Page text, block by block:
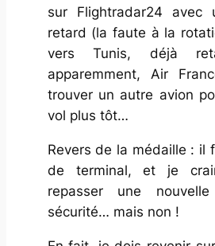
sur Flightradar24 avec
retard (la faute à la
vers Tunis, déjà
apparemment, Air
trouver un autre avion
vol plus tôt…
Revers de la médaille : il
de terminal, et je
repasser une
sécurité… mais non !